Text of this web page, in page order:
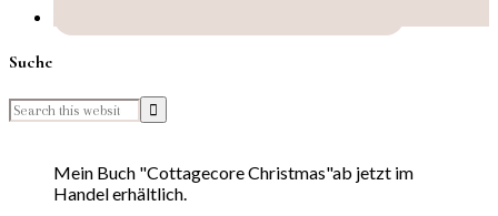
Suche
Mein Buch "Cottagecore Christmas"ab jetzt im
Handel erhältlich.